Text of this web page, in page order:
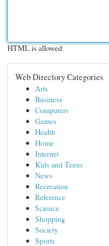
HTML is allowed
Web Directory Categories
Arts
Business
Computers
Games
Health
Home
Internet
Kids and Teens
News
Recreation
Reference
Science
Shopping
Society
Sports